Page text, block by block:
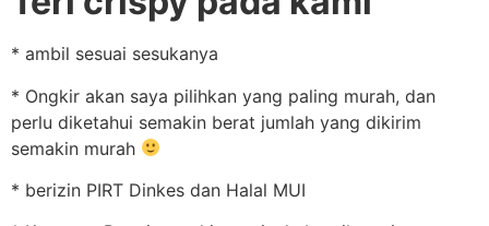
* ambil sesuai sesukanya
* Ongkir akan saya pilihkan yang paling murah, dan
perlu diketahui semakin berat jumlah yang dikirim
semakin murah
* berizin PIRT Dinkes dan Halal MUI